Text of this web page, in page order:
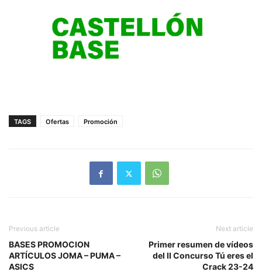
TAGS Ofertas Promoción
Previous article
BASES PROMOCION
ARTÍCULOS JOMA – PUMA –
ASICS
Next article
Primer resumen de vídeos
del II Concurso Tú eres el
Crack 23-24